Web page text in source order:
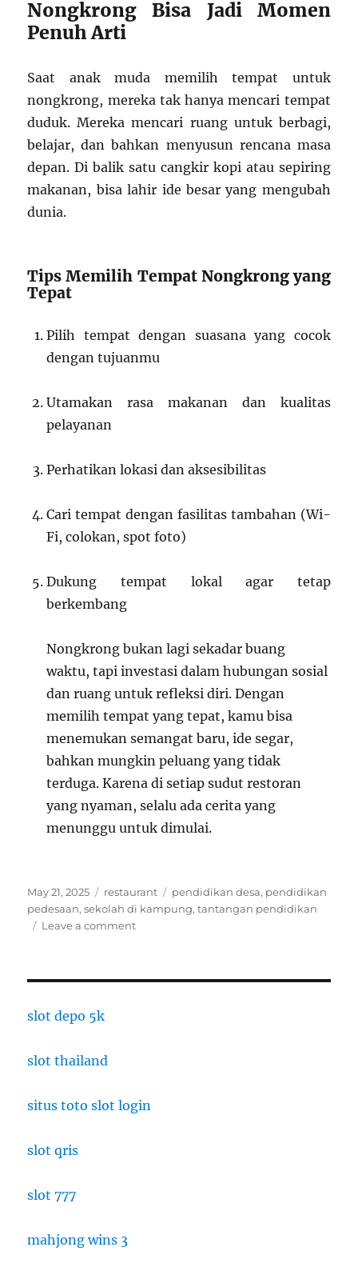
Nongkrong Bisa Jadi Momen
Penuh Arti
Saat anak muda memilih tempat untuk
nongkrong, mereka tak hanya mencari tempat
duduk. Mereka mencari ruang untuk berbagi,
belajar, dan bahkan menyusun rencana masa
depan. Di balik satu cangkir kopi atau sepiring
makanan, bisa lahir ide besar yang mengubah
dunia.
Tips Memilih Tempat Nongkrong yang
Tepat
Pilih tempat dengan suasana yang cocok
dengan tujuanmu
Utamakan rasa makanan dan kualitas
pelayanan
Perhatikan lokasi dan aksesibilitas
Cari tempat dengan fasilitas tambahan (Wi-
Fi, colokan, spot foto)
Dukung tempat lokal agar tetap
berkembang
Nongkrong bukan lagi sekadar buang
waktu, tapi investasi dalam hubungan sosial
dan ruang untuk refleksi diri. Dengan
memilih tempat yang tepat, kamu bisa
menemukan semangat baru, ide segar,
bahkan mungkin peluang yang tidak
terduga. Karena di setiap sudut restoran
yang nyaman, selalu ada cerita yang
menunggu untuk dimulai.
Posted
on
May 21, 2025 Categories
restaurant Tags
pendidikan desa, pendidikan
pedesaan,sekolah di kampung,tantangan pendidikan
Leave a commenton
Asyik
slot depo 5k
slot thailand
situs toto slot login
slot qris
slot 777
mahjong wins 3